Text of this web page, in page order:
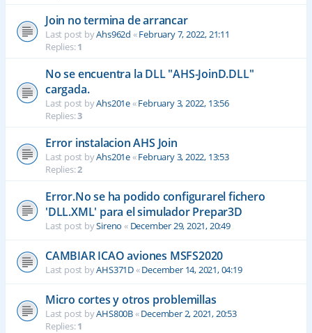
Join no termina de arrancar
Last post byAhs962d «February 7, 2022, 21:11
Replies:1
No se encuentra la DLL "AHS-JoinD.DLL"
cargada.
Last post byAhs201e«February 3, 2022, 13:56
Replies:3
Error instalacion AHS Join
Last post byAhs201e«February 3, 2022, 13:53
Replies:2
Error.No se ha podido configurarel fichero
'DLL.XML' para el simulador Prepar3D
Last post bySireno « December 29, 2021, 20:49
CAMBIAR ICAO aviones MSFS2020
Last post byAHS371D«December 14, 2021, 04:19
Micro cortes y otros problemillas
Last post byAHS800B«December 2, 2021, 20:53
Replies:1